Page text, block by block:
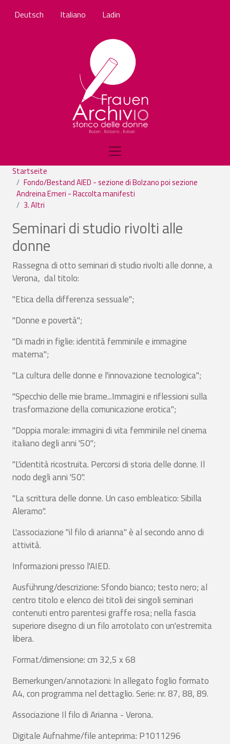
Deutsch Italiano Ladin
Startseite
Fondo/Bestand AIED - sezione di Bolzano poi sezione
Andreina Emeri - Raccolta manifesti
3. Altri
Seminari di studio rivolti alle
donne
Rassegna di otto seminari di studio rivolti alle donne, a
Verona, dal titolo:
"Etica della differenza sessuale";
"Donne e povertà";
"Di madri in figlie: identità femminile e immagine
materna";
"La cultura delle donne e l'innovazione tecnologica";
"Specchio delle mie brame...Immagini e riflessioni sulla
trasformazione della comunicazione erotica";
"Doppia morale: immagini di vita femminile nel cinema
italiano degli anni '50";
"L'identità ricostruita. Percorsi di storia delle donne. Il
nodo degli anni '50".
"La scrittura delle donne. Un caso embleatico: Sibilla
Aleramo".
L'associazione "il filo di arianna" è al secondo anno di
attività.
Informazioni presso l'AIED.
Ausführung/descrizione: Sfondo bianco; testo nero; al
centro titolo e elenco dei titoli dei singoli seminari
contenuti entro parentesi graffe rosa; nella fascia
superiore disegno di un filo arrotolato con un'estremita
libera.
Format/dimensione: cm 32,5 x 68
Bemerkungen/annotazioni: In allegato foglio formato
A4, con programma nel dettaglio. Serie: nr. 87, 88, 89.
Associazione Il filo di Arianna - Verona.
Digitale Aufnahme/file anteprima: P1011296